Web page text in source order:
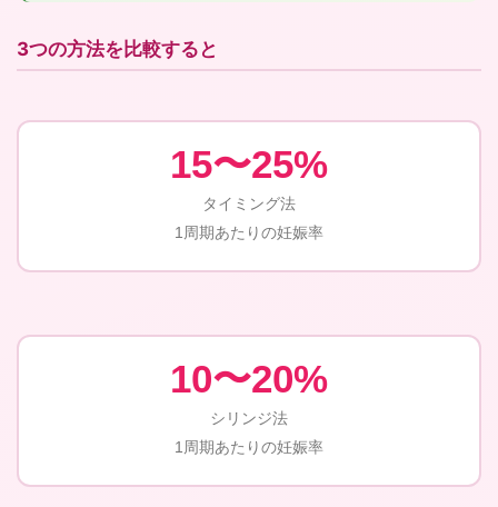
3つの方法を比較すると
15〜25%
タイミング法
1周期あたりの妊娠率
10〜20%
シリンジ法
1周期あたりの妊娠率